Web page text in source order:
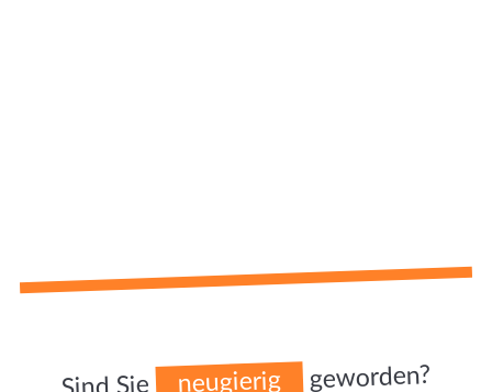
neugierig geworden?